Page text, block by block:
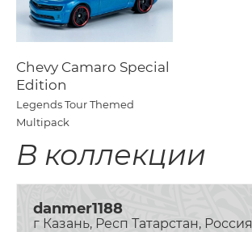
Chevy Camaro Special
Edition
Legends Tour Themed
Multipack
В коллекции
danmer1188
г Казань, Респ Татарстан, Россия